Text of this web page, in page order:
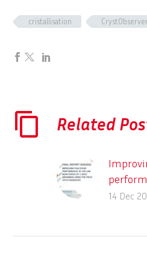
cristallisation CrystObserver
Related
line
14 Dec